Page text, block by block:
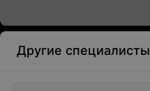
Другие специалисты